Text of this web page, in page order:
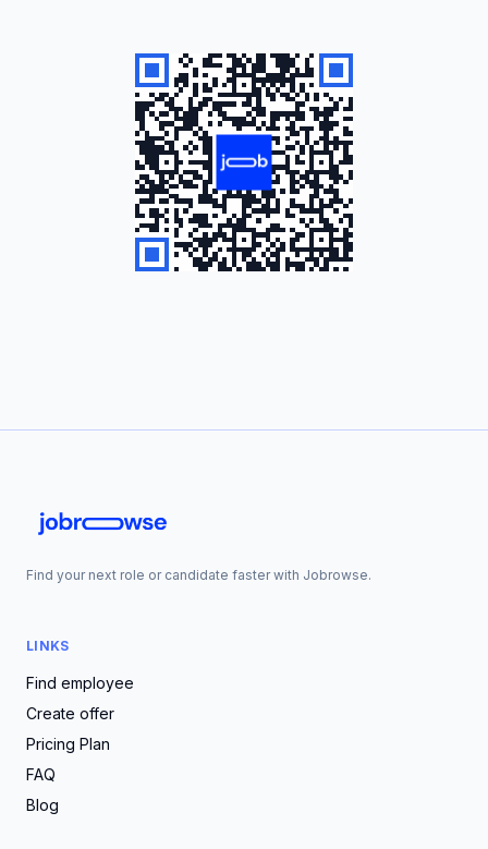
Find your next role or candidate faster with Jobrowse.
LINKS
Find employee
Create offer
Pricing Plan
FAQ
Blog